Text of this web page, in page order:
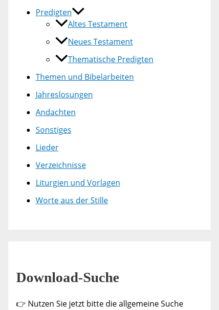
Predigten
Altes Testament
Neues Testament
Thematische Predigten
Themen und Bibelarbeiten
Jahreslosungen
Andachten
Sonstiges
Lieder
Verzeichnisse
Liturgien und Vorlagen
Worte aus der Stille
Download-Suche
👉 Nutzen Sie jetzt bitte die allgemeine Suche